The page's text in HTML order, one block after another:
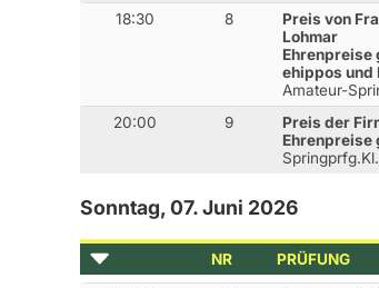
18:30 8
Preis von
Lohmar
Ehrenpreise
ehippos und
Amateur-
20:00 9
Preis der
Ehrenpreise
Sonntag, 07. Juni 2026
NR PRÜFUNG